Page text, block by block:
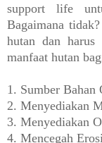
support life
Bagaimana
hutan dan harus
manfaat hutan
1. Sumber Bahan
2. Menyediakan
3. Menyediakan
4. Mencegah